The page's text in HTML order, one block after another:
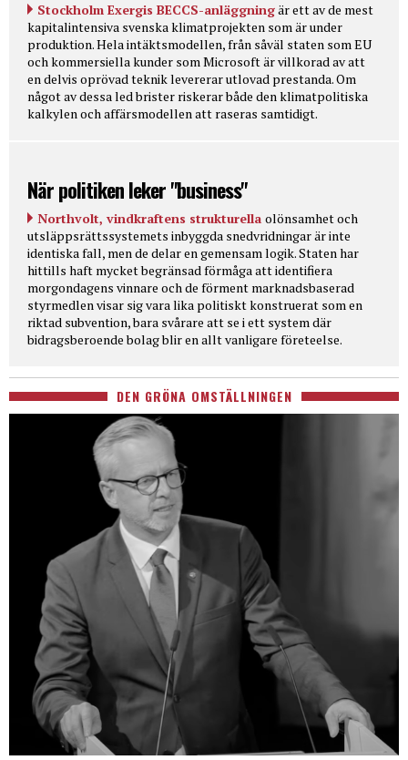
Stockholm Exergis BECCS-anläggningär ett av de mest
kapitalintensiva svenska klimatprojekten som är under
produktion. Hela intäktsmodellen, från såväl staten som EU
och kommersiella kunder som Microsoft är villkorad av att
en delvis oprövad teknik levererar utlovad prestanda. Om
något av dessa led brister riskerar både den klimatpolitiska
kalkylen och affärsmodellen att raseras samtidigt.
När politiken leker "business"
Northvolt, vindkraftens strukturella olönsamhet och
utsläppsrättssystemets inbyggda snedvridningar är inte
identiska fall, men de delar en gemensam logik. Staten har
hittills haft mycket begränsad förmåga att identifiera
morgondagens vinnare och de förment marknadsbaserad
styrmedlen visar sig vara lika politiskt konstruerat som en
riktad subvention, bara svårare att se i ett system där
bidragsberoende bolag blir en allt vanligare företeelse.
DEN GRÖNA OMSTÄLLNINGEN